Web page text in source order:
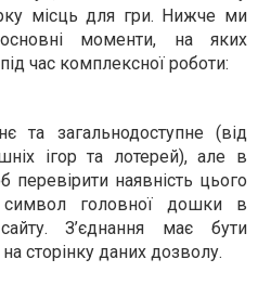
місць для гри. Нижче ми
моменти, на яких
час комплексної роботи:
та загальнодоступне (від
ігор та лотерей), але в
наявність цього
символ головної дошки в
З’єднання має бути
сторінку даних дозволу.